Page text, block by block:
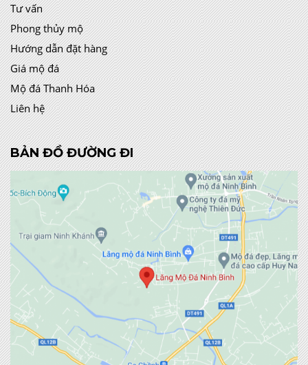
Tư vấn
Phong thủy mộ
Hướng dẫn đặt hàng
Giá mộ đá
Mộ đá Thanh Hóa
Liên hệ
BẢN ĐỒ ĐƯỜNG ĐI